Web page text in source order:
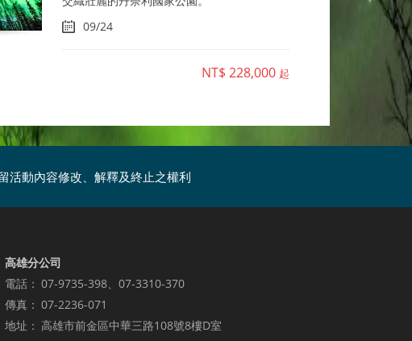
09/24
NT$ 228,000 起
活動內容修改、解釋及終止之權利
高雄分公司
電話： 07-9735-398、07-3310-370
傳真： 07-2236-071
地址： 高雄市前金區中華三路108號8樓D室